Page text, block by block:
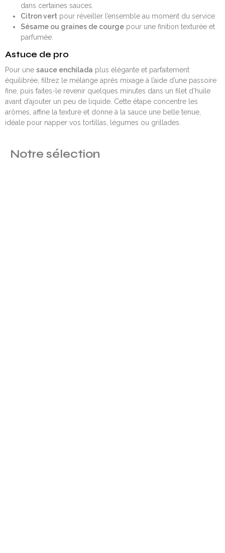
dans certaines sauces.
Citron vertpour réveiller l’ensemble au moment du service.
Sésame ou graines de courgepour une finition texturée et
parfumée.
Astuce de pro
Pour une sauce enchilada plus élégante et parfaitement
équilibrée, filtrez le mélange après mixage à l’aide d’une passoire
fine, puis faites-le revenir quelques minutes dans un filet d’huile
avant d’ajouter un peu de liquide. Cette étape concentre les
arômes, affine la texture et donne à la sauce une belle tenue,
idéale pour napper vos tortillas, légumes ou grillades.
Notre sélection